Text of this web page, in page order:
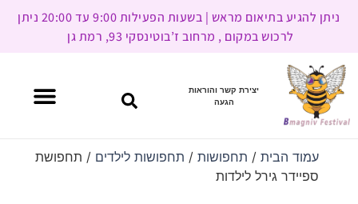
ניתן להגיע בתיאום מראש | בשעות הפעילות 9:00 עד 20:00 ניתן
לרכוש במקום , מרחוב ז’בוטינסקי 93, רמת גן
יצירת קשר והוראות
הגעה
עמוד הבית/ תחפושות/ תחפושות לילדים / תחפושת
ספיידר גירל לילדות